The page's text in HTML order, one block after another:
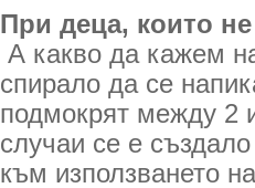
При деца, които
А какво да кажем
спирало да се
подмокрят между 2
случаи се е
към използването